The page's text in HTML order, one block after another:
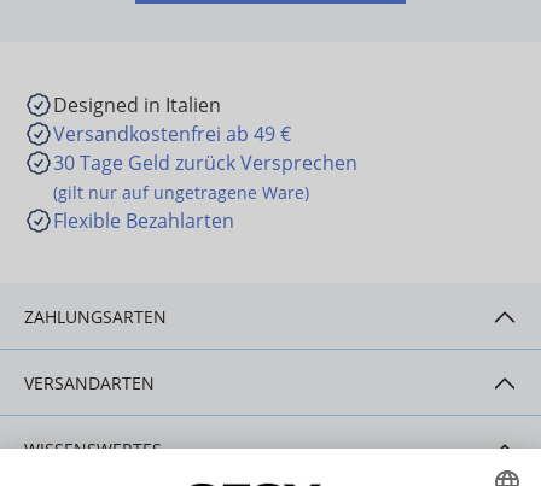
Designed in Italien
Versandkostenfrei ab 49 €
30 Tage Geld zurück Versprechen
(gilt nur auf ungetragene Ware)
Flexible Bezahlarten
ZAHLUNGSARTEN
VERSANDARTEN
WISSENSWERTES